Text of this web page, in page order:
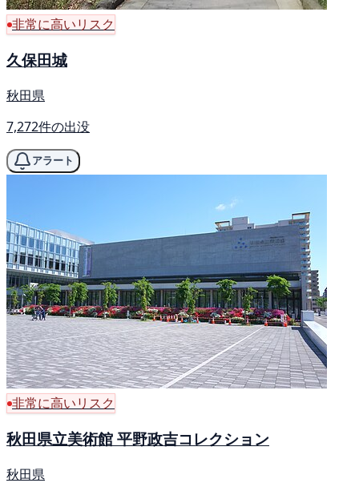
非常に高いリスク
久保田城
秋田県
7,272件の出没
アラート
非常に高いリスク
秋田県立美術館 平野政吉コレクション
秋田県